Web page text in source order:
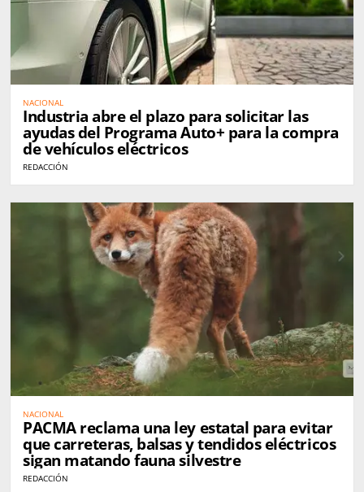
NACIONAL
Industria abre el plazo para solicitar las
ayudas del Programa Auto+ para la compra
de vehículos eléctricos
REDACCIÓN
NACIONAL
PACMA reclama una ley estatal para evitar
que carreteras, balsas y tendidos eléctricos
sigan matando fauna silvestre
REDACCIÓN